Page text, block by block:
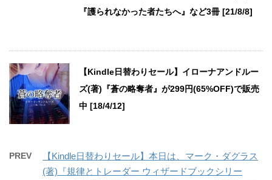
『護られなかった者たちへ』など3冊 [21/8/8]
【Kindle日替わりセール】イローナアンドルー
ズ(著)『蒼の略奪者』が299円(65%OFF)で販売
中 [18/4/12]
PREV
【Kindle日替わりセール】本日は、マーク・ダグラス
(著)『規律とトレーダー ウィザードブックシリー